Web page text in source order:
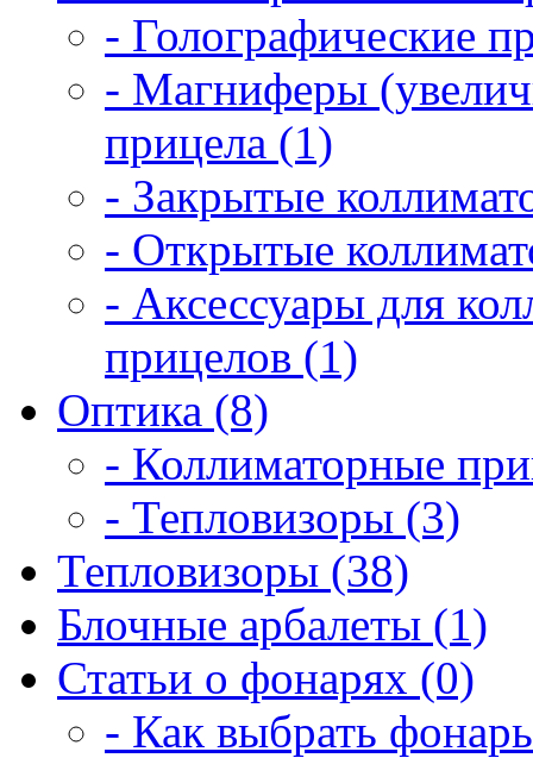
- Голографические
- Магниферы
прицела (1)
- Закрытые
- Открытые
- Аксессуары для
прицелов (1)
Оптика (8)
- Коллиматорные
- Тепловизоры (3)
Тепловизоры (38)
Блочные арбалеты (1)
Статьи о фонарях (0)
- Как выбрать